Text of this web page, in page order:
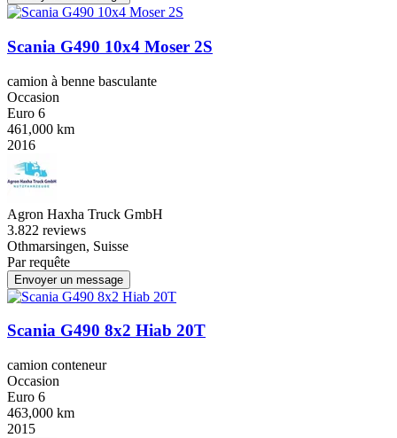
Scania G490 10x4 Moser 2S
camion à benne basculante
Occasion
Euro 6
461,000 km
2016
Agron Haxha Truck GmbH
3.822 reviews
Othmarsingen, Suisse
Par requête
Envoyer un message
Scania G490 8x2 Hiab 20T
camion conteneur
Occasion
Euro 6
463,000 km
2015